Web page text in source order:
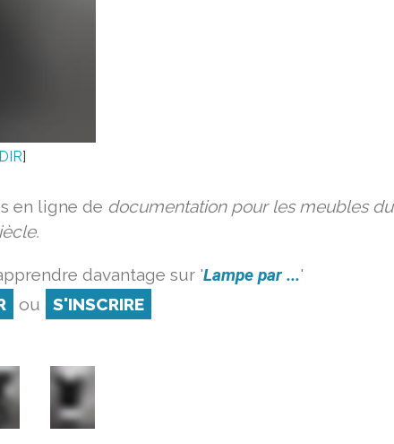
]
en ligne de documentation pour les meubles du
davantage sur 'Lampe par ...'
ou S'INSCRIRE